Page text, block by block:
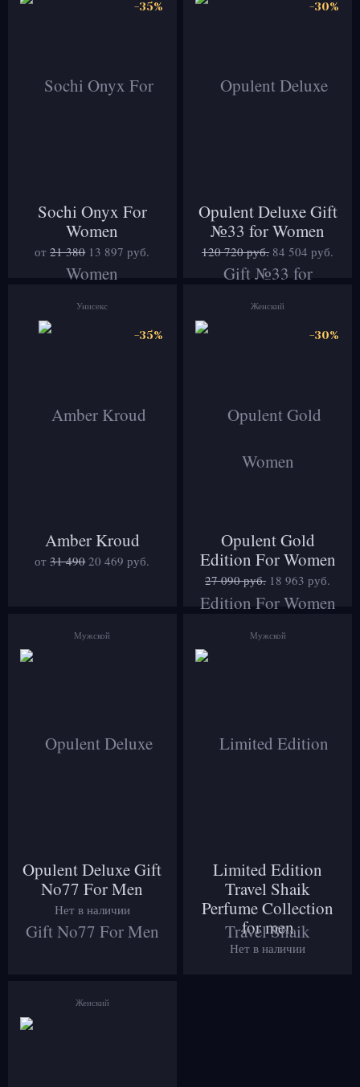
-35%
Sochi Onyx For
Women
от21 380 13 897 руб.
-30%
Opulent Deluxe Gift
№33 for Women
120 720 руб. 84 504 руб.
Унисекс
-35%
Amber Kroud
от31 490 20 469 руб.
Женский
-30%
Opulent Gold
Edition For Women
27 090 руб. 18 963 руб.
Мужской
Opulent Deluxe Gift
No77 For Men
Нет в наличии
Мужской
Limited Edition
Travel Shaik
Perfume Collection
for men
Нет в наличии
Женский